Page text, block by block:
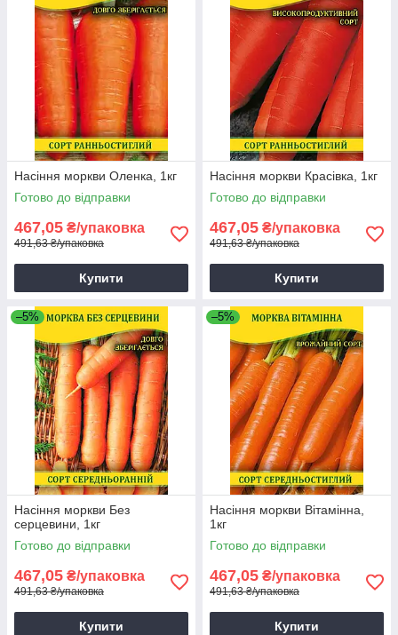
Насіння моркви Оленка, 1кг
Готово до відправки
467,05 ₴/упаковка
491,63 ₴/упаковка
Купити
Насіння моркви Красівка, 1кг
Готово до відправки
467,05 ₴/упаковка
491,63 ₴/упаковка
Купити
–5%
Насіння моркви Без
серцевини, 1кг
Готово до відправки
467,05 ₴/упаковка
491,63 ₴/упаковка
Купити
–5%
Насіння моркви Вітамінна,
1кг
Готово до відправки
467,05 ₴/упаковка
491,63 ₴/упаковка
Купити